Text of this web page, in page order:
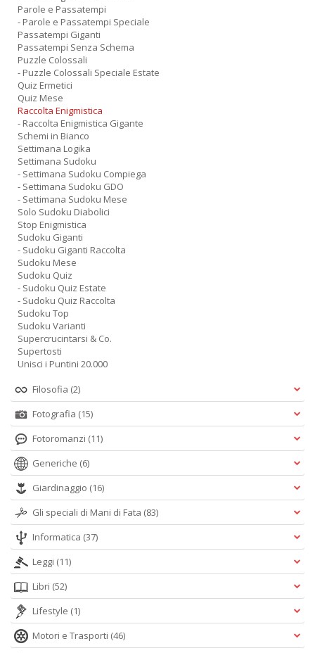
Parole e Passatempi
- Parole e Passatempi Speciale
Passatempi Giganti
Passatempi Senza Schema
Puzzle Colossali
- Puzzle Colossali Speciale Estate
Quiz Ermetici
Quiz Mese
Raccolta Enigmistica
- Raccolta Enigmistica Gigante
Schemi in Bianco
Settimana Logika
Settimana Sudoku
- Settimana Sudoku Compiega
- Settimana Sudoku GDO
- Settimana Sudoku Mese
Solo Sudoku Diabolici
Stop Enigmistica
Sudoku Giganti
- Sudoku Giganti Raccolta
Sudoku Mese
Sudoku Quiz
- Sudoku Quiz Estate
- Sudoku Quiz Raccolta
Sudoku Top
Sudoku Varianti
Supercrucintarsi & Co.
Supertosti
Unisci i Puntini 20.000
Filosofia (2)
Fotografia (15)
Fotoromanzi (11)
Generiche (6)
Giardinaggio (16)
Gli speciali di Mani di Fata (83)
Informatica (37)
Leggi (11)
Libri (52)
Lifestyle (1)
Motori e Trasporti (46)